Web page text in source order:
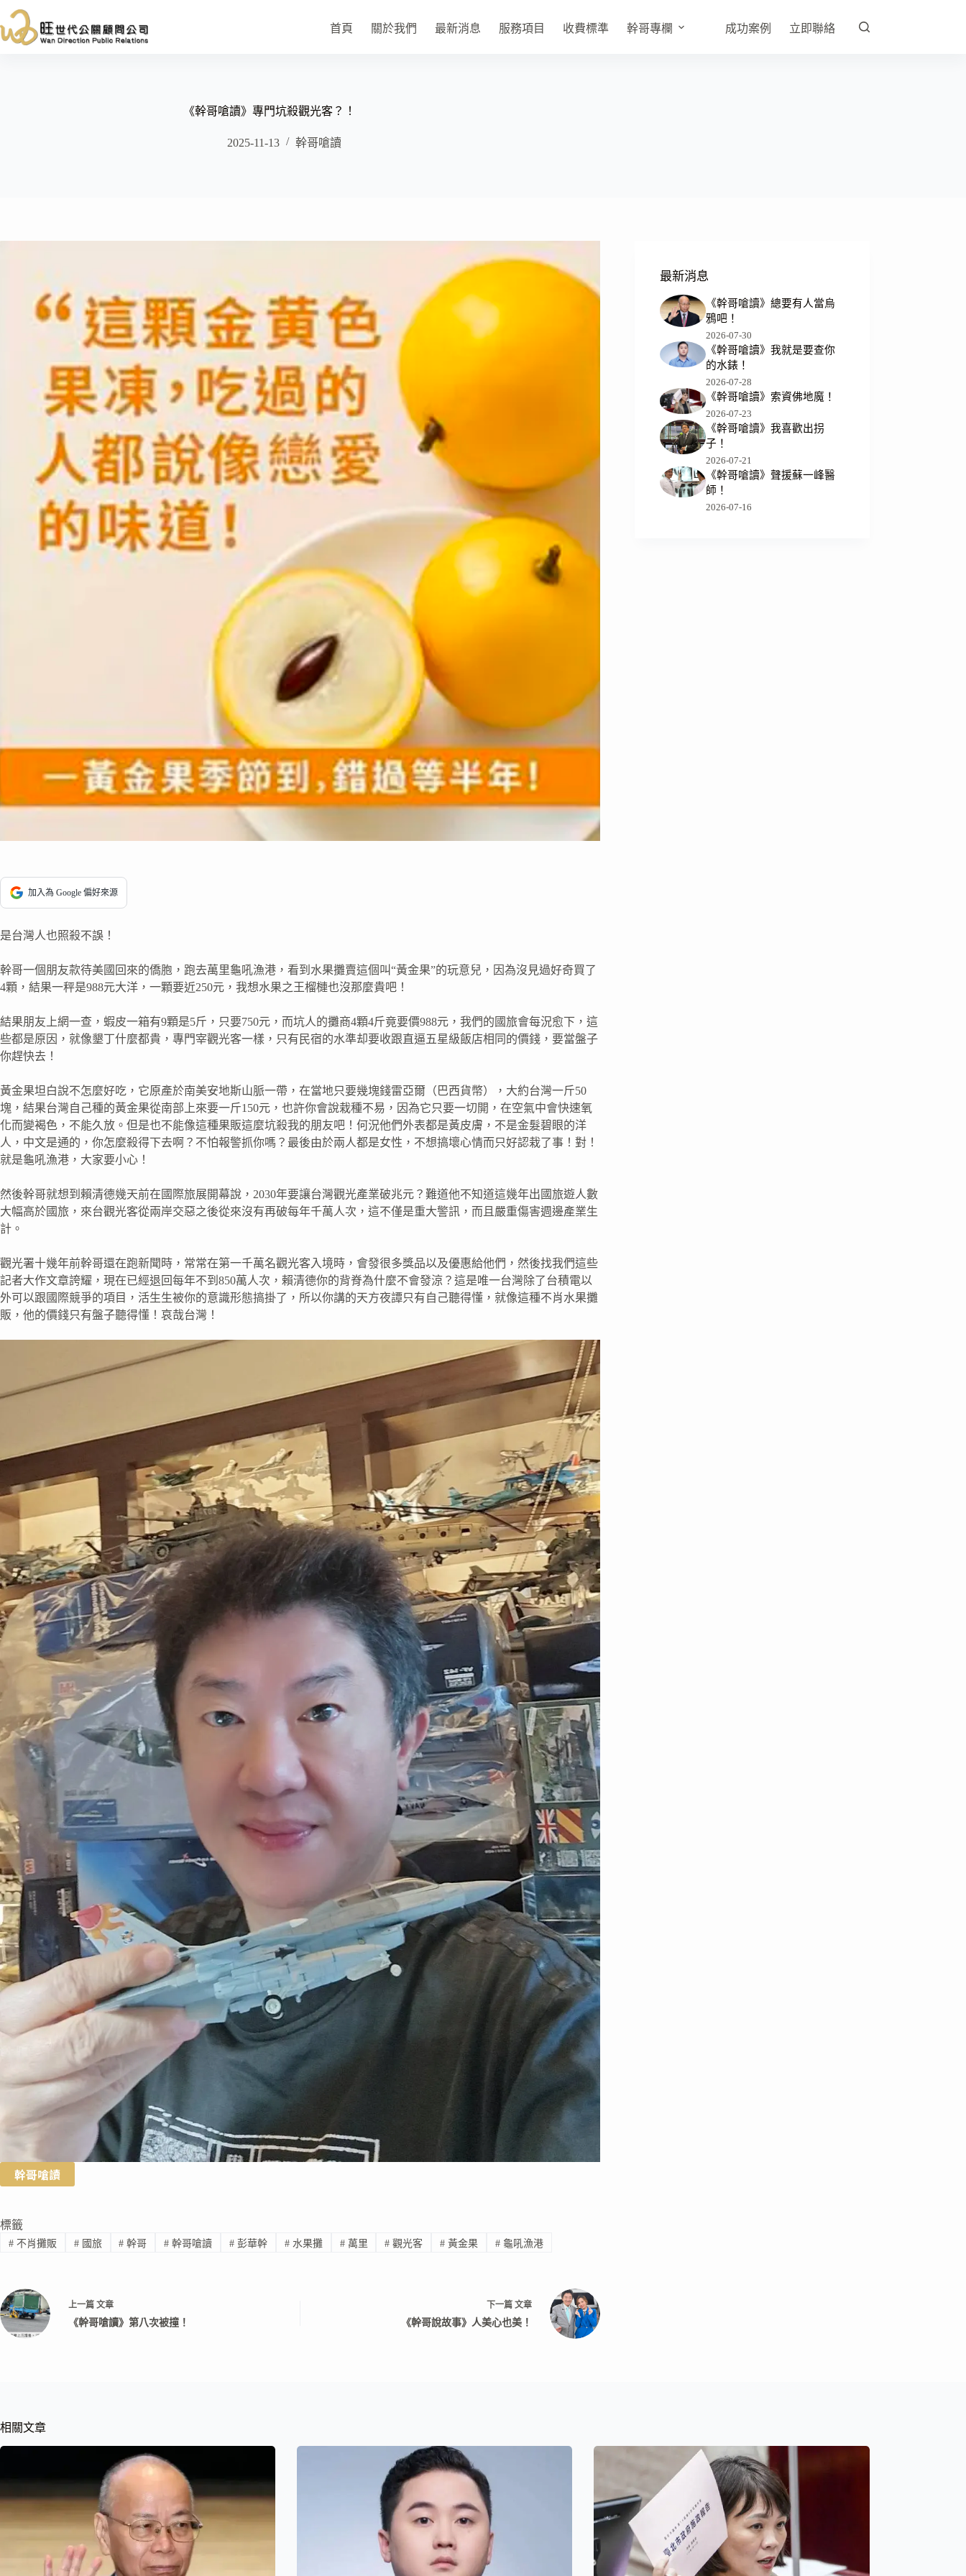
至
主
首頁 關於我們 最新消息 服務項目 收費標準 幹哥專欄 成功案例 立即聯絡
《幹哥嗆讀》專門坑殺觀光客？！
2025-11-13 幹哥嗆讀
加入為 Google 偏好來源
是台灣人也照殺不誤！
幹哥一個朋友款待美國回來的僑胞，跑去萬里龜吼漁港，看到水果攤賣這個叫“黃金果”的玩意兒，因為沒見過好奇買了
4顆，結果一秤是988元大洋，一顆要近250元，我想水果之王榴槤也沒那麼貴吧！
結果朋友上網一查，蝦皮一箱有9顆是5斤，只要750元，而坑人的攤商4顆4斤竟要價988元，我們的國旅會每況愈下，這
些都是原因，就像墾丁什麼都貴，專門宰觀光客一樣，只有民宿的水準却要收跟直逼五星級飯店相同的價錢，要當盤子
你趕快去！
黃金果坦白說不怎麼好吃，它原產於南美安地斯山脈一帶，在當地只要幾塊錢雷亞爾（巴西貨幣），大約台灣一斤50
塊，結果台灣自己種的黃金果從南部上來要一斤150元，也許你會說栽種不易，因為它只要一切開，在空氣中會快速氧
化而變褐色，不能久放。但是也不能像這種果販這麼坑殺我的朋友吧！何況他們外表都是黃皮膚，不是金髮碧眼的洋
人，中文是通的，你怎麼殺得下去啊？不怕報警抓你嗎？最後由於兩人都是女性，不想搞壞心情而只好認栽了事！對！
就是龜吼漁港，大家要小心！
然後幹哥就想到賴清德幾天前在國際旅展開幕說，2030年要讓台灣觀光產業破兆元？難道他不知道這幾年出國旅遊人數
大幅高於國旅，來台觀光客從兩岸交惡之後從來沒有再破每年千萬人次，這不僅是重大警訊，而且嚴重傷害週邊產業生
計。
觀光署十幾年前幹哥還在跑新聞時，常常在第一千萬名觀光客入境時，會發很多獎品以及優惠給他們，然後找我們這些
記者大作文章誇耀，現在已經退回每年不到850萬人次，賴清德你的背脊為什麼不會發涼？這是唯一台灣除了台積電以
外可以跟國際競爭的項目，活生生被你的意識形態搞掛了，所以你講的天方夜譚只有自己聽得懂，就像這種不肖水果攤
販，他的價錢只有盤子聽得懂！哀哉台灣！
幹哥嗆讀
標籤
#不肖攤販 #國旅 # 幹哥 # 幹哥嗆讀 # 彭華幹 #水果攤 #萬里 # 觀光客 # 黃金果 #龜吼漁港
上一篇 文章
《幹哥嗆讀》第八次被撞！
下一篇 文章
《幹哥說故事》人美心也美！
最新消息
《幹哥嗆讀》總要有人當烏
鴉吧！
2026-07-30
《幹哥嗆讀》我就是要查你
的水錶！
2026-07-28
《幹哥嗆讀》索資佛地魔！
2026-07-23
《幹哥嗆讀》我喜歡出拐
子！
2026-07-21
《幹哥嗆讀》聲援蘇一峰醫
師！
2026-07-16
相關文章